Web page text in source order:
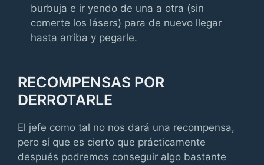
burbuja e ir yendo de una a otra (sin
comerte los lásers) para de nuevo llegar
hasta arriba y pegarle.
RECOMPENSAS POR
DERROTARLE
El jefe como tal no nos dará una recompensa,
pero sí que es cierto que prácticamente
después podremos conseguir algo bastante